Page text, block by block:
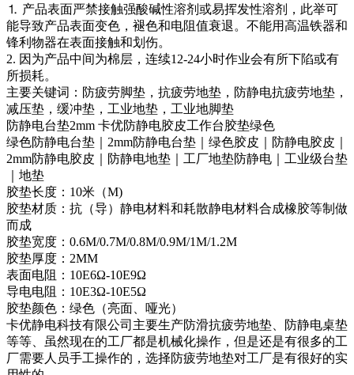
⒈ 产品表面严禁接触强酸碱性溶剂或易挥发性溶剂，此举可
能导致产品表面变色，褪色和电阻值衰退。不能用高温铁器和
锋利物器在表面接触和划伤。
2. 因为产品中间为棉层，连续12-24小时作业会有所下陷或有
所损耗。
主要关键词：防疲劳脚垫，抗疲劳地垫，防静电抗疲劳地垫，
减压垫，缓冲垫，工业地垫，工业地脚垫
防静电台垫2mm 卡优防静电胶皮工作台胶垫绿色
绿色防静电台垫｜2mm防静电台垫｜绿色胶皮｜防静电胶皮｜
2mm防静电胶皮｜防静电地垫｜工厂地垫防静电｜工业级台垫
｜地垫
胶垫长度：10米（M)
胶垫材质：抗（导）静电材料和耗散静电材料合成橡胶等制做
而成
胶垫宽度：0.6M/0.7M/0.8M/0.9M/1M/1.2M
胶垫厚度：2MM
表面电阻：10E6Ω-10E9Ω
导电电阻：10E3Ω-10E5Ω
胶垫颜色：绿色（亮面、哑光）
卡优静电科技有限公司主要生产防滑抗疲劳地垫、防静电桌垫
等等、虽然现在的工厂都是机械化操作，但是还是有很多的工
厂需要人员手工操作的，选择防疲劳地垫对工厂是有很好的实